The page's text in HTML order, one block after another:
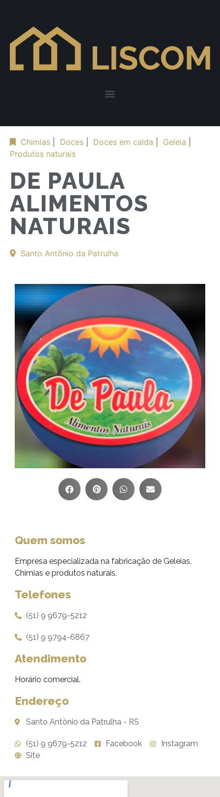
Chimias Doces Doces em calda Geleia
Produtos naturais
DE PAULA
ALIMENTOS
NATURAIS
Santo Antônio da Patrulha
Quem somos
Empresa especializada na fabricação de Geleias,
Chimias e produtos naturais.
Telefones
(51) 9 9679-5212
(51) 9 9794-6867
Atendimento
Horário comercial.
Endereço
Santo Antônio da Patrulha - RS
(51) 9 9679-5212 Facebook
Instagram
Site